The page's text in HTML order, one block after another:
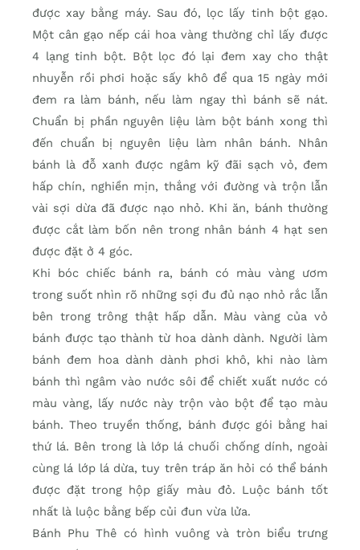
được xay bằng máy. Sau đó, lọc lấy tinh bột gạo.
Một cân gạo nếp cái hoa vàng thường chỉ lấy được
4 lạng tinh bột. Bột lọc đó lại đem xay cho thật
nhuyễn rồi phơi hoặc sấy khô để qua 15 ngày mới
đem ra làm bánh, nếu làm ngay thì bánh sẽ nát.
Chuẩn bị phần nguyên liệu làm bột bánh xong thì
đến chuẩn bị nguyên liệu làm nhân bánh. Nhân
bánh là đỗ xanh được ngâm kỹ đãi sạch vỏ, đem
hấp chín, nghiền mịn, thắng với đường và trộn lẫn
vài sợi dừa đã được nạo nhỏ. Khi ăn, bánh thường
được cắt làm bốn nên trong nhân bánh 4 hạt sen
được đặt ở 4 góc.
Khi bóc chiếc bánh ra, bánh có màu vàng ươm
trong suốt nhìn rõ những sợi đu đủ nạo nhỏ rắc lẫn
bên trong trông thật hấp dẫn. Màu vàng của vỏ
bánh được tạo thành từ hoa dành dành. Người làm
bánh đem hoa dành dành phơi khô, khi nào làm
bánh thì ngâm vào nước sôi để chiết xuất nước có
màu vàng, lấy nước này trộn vào bột để tạo màu
bánh. Theo truyền thống, bánh được gói bằng hai
thứ lá. Bên trong là lớp lá chuối chống dính, ngoài
cùng lá lớp lá dừa, tuy trên tráp ăn hỏi có thể bánh
được đặt trong hộp giấy màu đỏ. Luộc bánh tốt
nhất là luộc bằng bếp củi đun vừa lửa.
Bánh Phu Thê có hình vuông và tròn biểu trưng